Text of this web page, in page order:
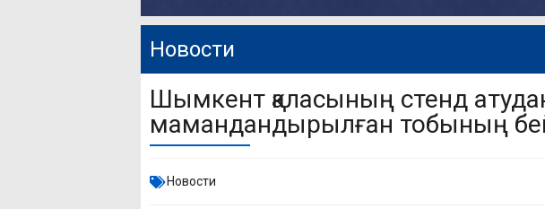
Новости
Шымкент қаласының стенд
мамандандырылған тобының
Новости